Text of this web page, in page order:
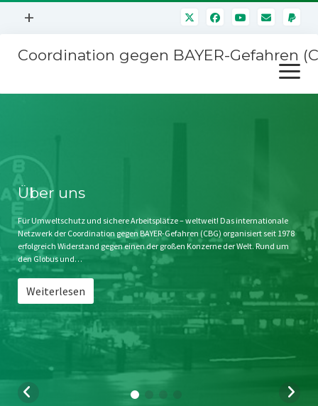
Menü
+
Mitmachen
Kontakt
Impressum
Störfälle
Coordination gegen BAYER-Gefahren
Menü
öffnen
Stichwort BAYER
Jahrestagung
SPENDEN
Über uns
Für Umweltschutz und sichere Arbeitsplätze – weltweit! Das internationale
Netzwerk der Coordination gegen BAYER-Gefahren (CBG) organisiert seit 1978
erfolgreich Widerstand gegen einen der großen Konzerne der Welt. Rund um
den Globus und…
Weiterlesen